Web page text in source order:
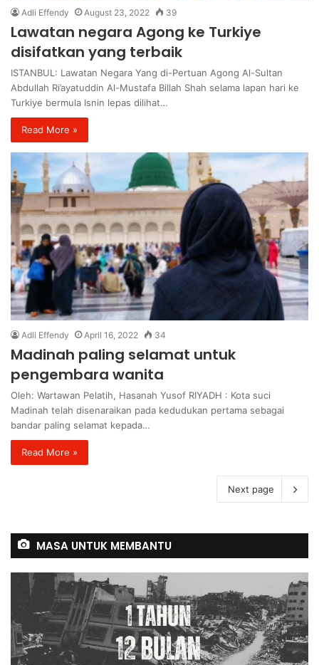
Adli Effendy August 23, 2022 39
Lawatan negara Agong ke Turkiye
disifatkan yang terbaik
ISTANBUL: Lawatan Negara Yang di-Pertuan Agong Al-Sultan
Abdullah Ri’ayatuddin Al-Mustafa Billah Shah selama lapan hari ke
Turkiye bermula Isnin lepas dilihat…
Read More »
Adli Effendy April 16, 2022 34
Madinah paling selamat untuk
pengembara wanita
Oleh: Wartawan Pelatih, Hasanah Yusof RIYADH : Kota suci
Madinah telah disenaraikan pada kedudukan pertama sebagai
bandar paling selamat kepada…
Read More »
Next page
MASA UNTUK MEMBANTU